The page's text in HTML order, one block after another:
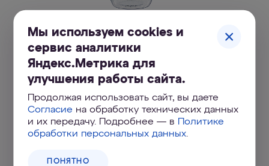
АКВАФОР Орлеан А5
Изящный небьющийся кувшин с увеличенным
ресурсом модуля и минерализацией магнием
Мы используем cookies и
сервис аналитики
Яндекс.Метрика для
улучшения работы сайта.
Продолжая использовать сайт, вы даете
Согласие на обработку технических данных
и их передачу. Подробнее — в
Политике
обработки персональных данных.
ПОНЯТНО